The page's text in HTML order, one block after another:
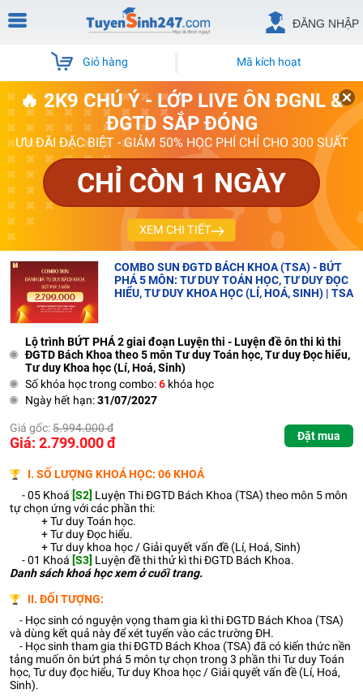
ĐĂNG NHẬP
Giỏ hàng Mã kích hoạt
🔥 2K9 CHÚ Ý - LỚP LIVE ÔN ĐGNL &
ĐGTD SẮP ĐÓNG
ƯU ĐÃI ĐẶC BIỆT - GIẢM 50% HỌC PHÍ CHỈ CHO 300 SUẤT
CHỈ CÒN 1 NGÀY
XEM CHI TIẾT
COMBO SUN ĐGTD BÁCH KHOA (TSA) - BỨT
PHÁ 5 MÔN: TƯ DUY TOÁN HỌC, TƯ DUY ĐỌC
HIỂU, TƯ DUY KHOA HỌC (LÍ, HOÁ, SINH) | TSA
Lộ trình BỨT PHÁ 2 giai đoạn Luyện thi - Luyện đề ôn thi kì thi
ĐGTD Bách Khoa theo 5 môn Tư duy Toán học, Tư duy Đọc hiểu,
Tư duy Khoa học (Lí, Hoá, Sinh)
Số khóa học trong combo:6 khóa học
Ngày hết hạn:31/07/2027
Giá gốc:5.994.000 đ
Giá: 2.799.000 đ Đặt mua
I. SỐ LƯỢNG KHOÁ HỌC: 06 KHOÁ
- 05 Khoá [S2] Luyện Thi ĐGTD Bách Khoa (TSA) theo môn 5 môn
tự chọn ứng với các phần thi:
+ Tư duy Toán học.
+ Tư duy Đọc hiểu.
+ Tư duy khoa học / Giải quyết vấn đề (Lí, Hoá, Sinh)
- 01 Khoá [S3] Luyện đề thi thử kì thi ĐGTD Bách Khoa.
Danh sách khoá học xem ở cuối trang.
II. ĐỐI TƯỢNG:
- Học sinh có nguyện vọng tham gia kì thi ĐGTD Bách Khoa (TSA)
và dùng kết quả này để xét tuyển vào các trường ĐH.
- Học sinh tham gia thi ĐGTD Bách Khoa (TSA) đã có kiến thức nền
tảng muốn ôn bứt phá 5 môn tự chọn trong 3 phần thi Tư duy Toán
học, Tư duy đọc hiểu, Tư duy Khoa học / Giải quyết vấn đề (Lí, Hoá,
Sinh).